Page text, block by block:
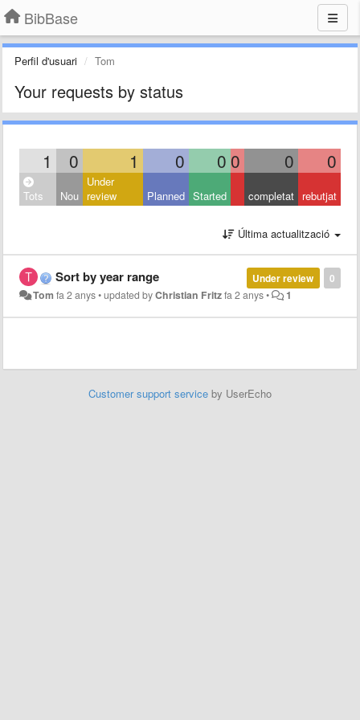
BibBase
Perfil d'usuari Tom
Your requests by status
1 0 1 0 0 0 0 0
Tots Nou
Under
review
Planned Started completat rebutjat
Última actualització
0
Under review
Sort by year range
Tom fa 2 anys•updated byChristian Fritzfa 2 anys• 1
Customer support service by UserEcho